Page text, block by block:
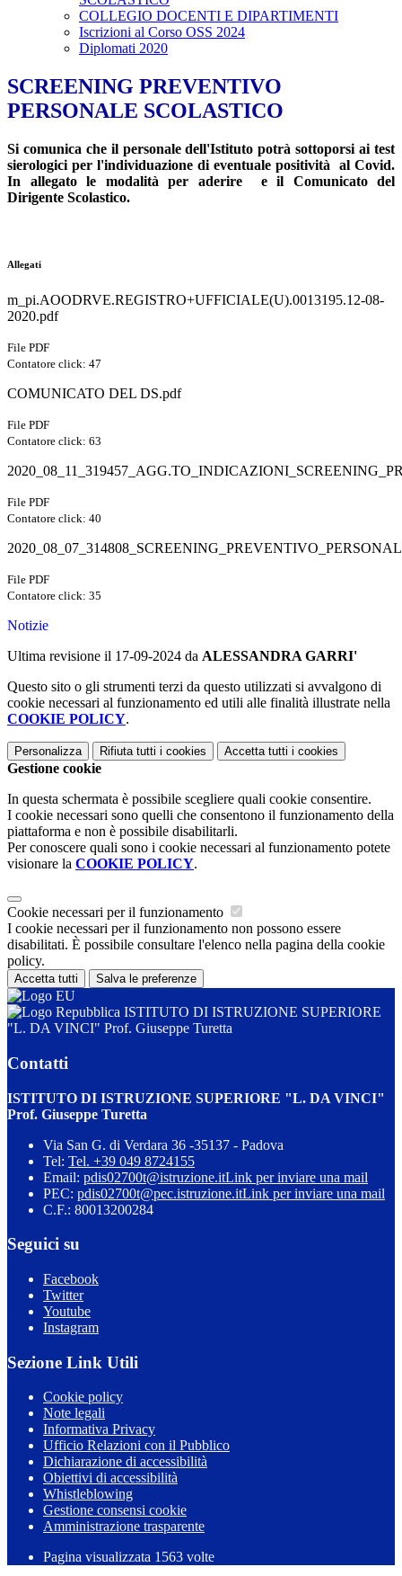
COLLEGIO DOCENTI E DIPARTIMENTI
Iscrizioni al Corso OSS 2024
Diplomati 2020
SCREENING PREVENTIVO
PERSONALE SCOLASTICO
Si comunica che il personale dell'Istituto potrà sottoporsi ai test
sierologici per l'individuazione di eventuale positività al Covid.
In allegato le modalità per aderire e il Comunicato del
Dirigente Scolastico.
Allegati
m_pi.AOODRVE.REGISTRO+UFFICIALE(U).0013195.12-08-
2020.pdf
File PDF
Contatore click: 47
COMUNICATO DEL DS.pdf
File PDF
Contatore click: 63
File PDF
Contatore click: 40
File PDF
Contatore click: 35
Notizie
Ultima revisione il 17-09-2024 da ALESSANDRA GARRI'
Questo sito o gli strumenti terzi da questo utilizzati si avvalgono di
cookie necessari al funzionamento ed utili alle finalità illustrate nella
COOKIE POLICY.
Personalizza Rifiuta tutti i cookies Accetta tutti i cookies
Gestione cookie
In questa schermata è possibile scegliere quali cookie consentire.
I cookie necessari sono quelli che consentono il funzionamento della
piattaforma e non è possibile disabilitarli.
Per conoscere quali sono i cookie necessari al funzionamento potete
visionare la COOKIE POLICY.
Cookie necessari per il funzionamento
I cookie necessari per il funzionamento non possono essere
disabilitati. È possibile consultare l'elenco nella pagina della cookie
policy.
Accetta tutti Salva le preferenze
ISTITUTO DI ISTRUZIONE SUPERIORE
"L. DA VINCI" Prof. Giuseppe Turetta
Contatti
ISTITUTO DI ISTRUZIONE SUPERIORE "L. DA VINCI"
Prof. Giuseppe Turetta
Via San G. di Verdara 36 -35137 - Padova
Tel: Tel. +39 049 8724155
Email: pdis02700t@istruzione.itLink per inviare una mail
PEC: pdis02700t@pec.istruzione.itLink per inviare una mail
C.F.: 80013200284
Seguici su
Facebook
Twitter
Youtube
Instagram
Sezione Link Utili
Cookie policy
Note legali
Informativa Privacy
Ufficio Relazioni con il Pubblico
Dichiarazione di accessibilità
Obiettivi di accessibilità
Whistleblowing
Gestione consensi cookie
Amministrazione trasparente
Pagina visualizzata 1563 volte